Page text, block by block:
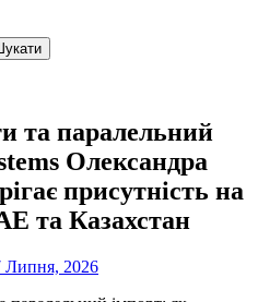
та паралельний
Олександра
присутність на
та Казахстан
Липня, 2026